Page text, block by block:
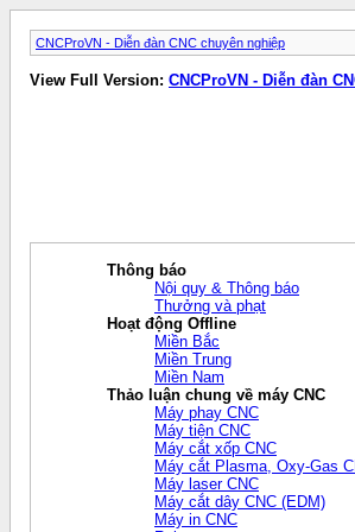
CNCProVN - Diễn đàn CNC chuyên nghiệp
View Full Version: CNCProVN - Diễn đàn
Thông báo
Nội quy & Thông báo
Thưởng và phạt
Hoạt động Offline
Miền Bắc
Miền Trung
Miền Nam
Thảo luận chung về máy CNC
Máy phay CNC
Máy tiện CNC
Máy cắt xốp CNC
Máy cắt Plasma, Oxy-Gas
Máy laser CNC
Máy cắt dây CNC (EDM)
Máy in CNC